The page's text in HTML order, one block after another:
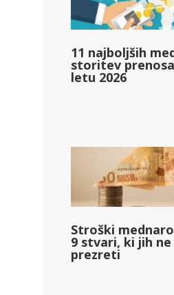
11 najboljših
storitev
letu 2026
Stroški
9 stvari, ki jih
prezreti